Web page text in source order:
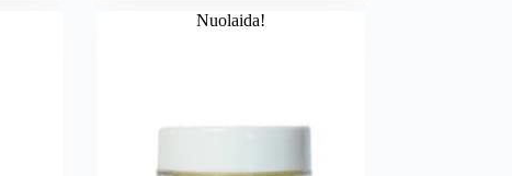
Nuolaida!